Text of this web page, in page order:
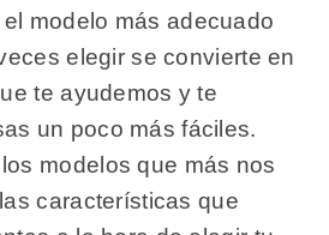
modelo más adecuado
elegir se convierte en
te ayudemos y te
un poco más fáciles.
modelos que más nos
características que